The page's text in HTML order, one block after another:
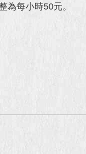
為每小時50元。